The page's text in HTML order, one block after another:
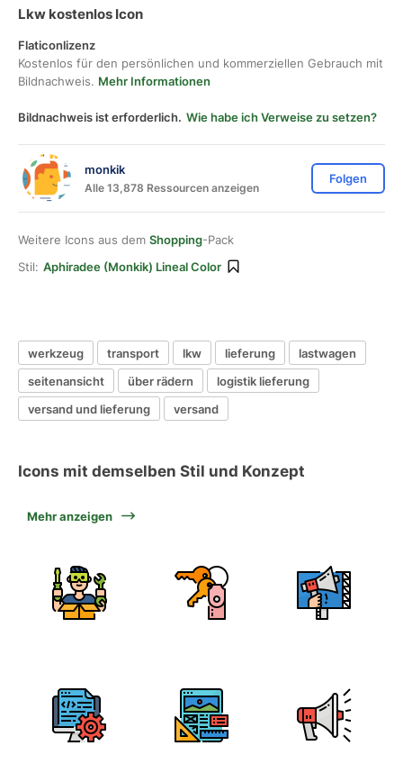
Lkw kostenlos Icon
Flaticonlizenz
Kostenlos für den persönlichen und kommerziellen Gebrauch mit
Bildnachweis. Mehr Informationen
Bildnachweis ist erforderlich. Wie habe ich Verweise zu setzen?
monkik
Alle 13,878 Ressourcen anzeigen
Folgen
Weitere Icons aus dem Shopping-Pack
Stil: Aphiradee (monkik) Lineal Color
werkzeug transport lkw lieferung
lastwagen
seitenansicht
über rädern
logistik lieferung
versand und lieferung
versand
Icons mit demselben Stil und Konzept
Mehr anzeigen